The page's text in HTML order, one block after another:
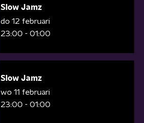
Slow Jamz
do 12 februari
23:00 - 01:00
Slow Jamz
wo 11 februari
23:00 - 01:00